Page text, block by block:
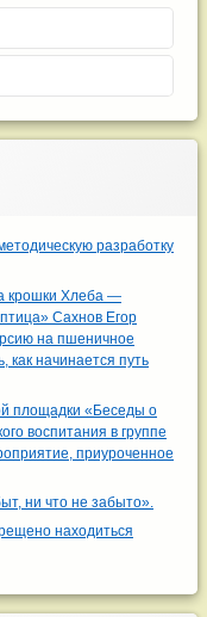
разработку
крошки Хлеба —
Сахнов Егор
на пшеничное
как начинается путь
площадки «Беседы о
воспитания в группе
приуроченное
ни что не забыто».
находиться